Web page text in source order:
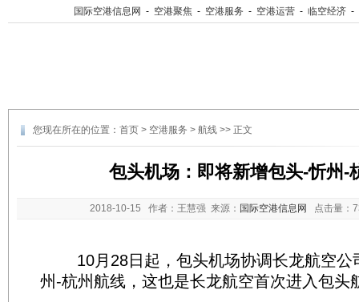
国际空港信息网 - 空港聚焦 - 空港服务 - 空港运营 - 临空经济 -
您现在所在的位置： 首页 > 空港服务 > 航线 >> 正文
包头机场：即将新增包头-忻州-
2018-10-15 作者：王慧强 来源： 国际空港信息网 点击量：
10月28日起，包头机场协调长龙航空公
州-杭州航线，这也是长龙航空首次进入包头